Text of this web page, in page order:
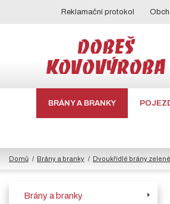
Reklamační protokol
BRÁNY A BRANKY
Domů Brány a branky Dvoukřídlé brány zelené
Brány a branky